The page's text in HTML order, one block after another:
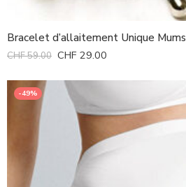
Bracelet d’allaitement Unique Mums
CHF59.00 CHF 29.00
-49%